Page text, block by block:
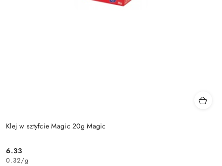
Klej w sztyfcie Magic 20g Magic
Cena:
6.33
0.32/g